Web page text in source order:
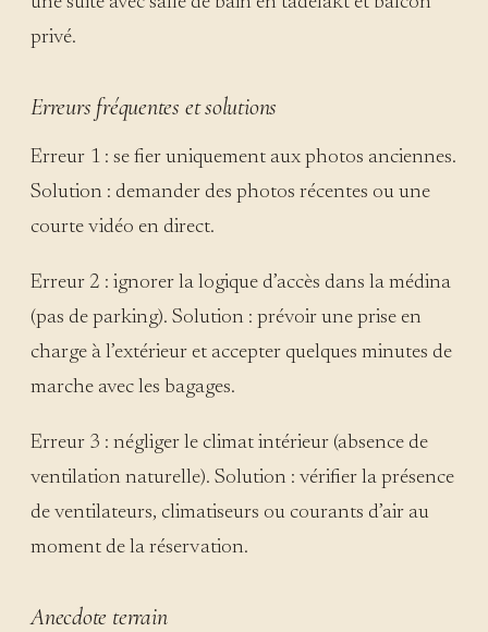
privé.
Erreurs fréquentes et solutions
Erreur 1 : se fier uniquement aux photos anciennes.
Solution : demander des photos récentes ou une
courte vidéo en direct.
Erreur 2 : ignorer la logique d’accès dans la médina
(pas de parking). Solution : prévoir une prise en
charge à l’extérieur et accepter quelques minutes de
marche avec les bagages.
Erreur 3 : négliger le climat intérieur (absence de
ventilation naturelle). Solution : vérifier la présence
de ventilateurs, climatiseurs ou courants d’air au
moment de la réservation.
Anecdote terrain